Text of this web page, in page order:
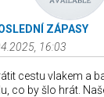
ZÁPASY
16:03
cestu vlakem a
co by šlo hrát.